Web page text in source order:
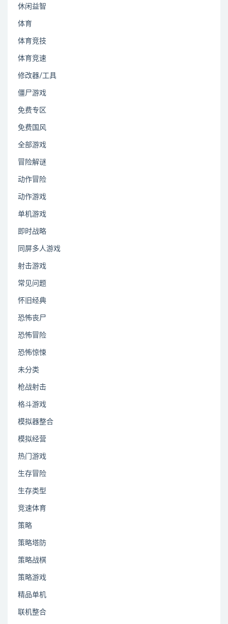
休闲益智
体育
体育竞技
体育竞速
修改器/工具
僵尸游戏
免费专区
免费国风
全部游戏
冒险解谜
动作冒险
动作游戏
单机游戏
即时战略
同屏多人游戏
射击游戏
常见问题
怀旧经典
恐怖丧尸
恐怖冒险
恐怖惊悚
未分类
枪战射击
格斗游戏
模拟器整合
模拟经营
热门游戏
生存冒险
生存类型
竞速体育
策略
策略塔防
策略战棋
策略游戏
精品单机
联机整合